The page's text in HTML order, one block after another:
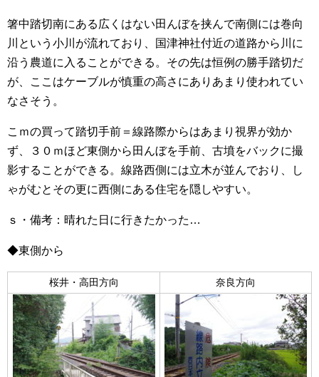
箸中踏切南にある広くはない田んぼを挟んで南側には巻向
川という小川が流れており、国津神社付近の道路から川に
沿う農道に入ることができる。その先は恒例の勝手踏切だ
が、ここはケーブルが慎重の高さにありあまり使われてい
なさそう。
こｍの買って踏切手前＝線路際からはあまり視界が効か
ず、３０ｍほど東側から田んぼを手前、古墳をバックに撮
影することができる。線路西側には立木が並んでおり、し
ゃがむとその更に西側にある住宅を隠しやすい。
ｓ・備考：晴れた日に行きたかった…
◆東側から
桜井・高田方向 奈良方向